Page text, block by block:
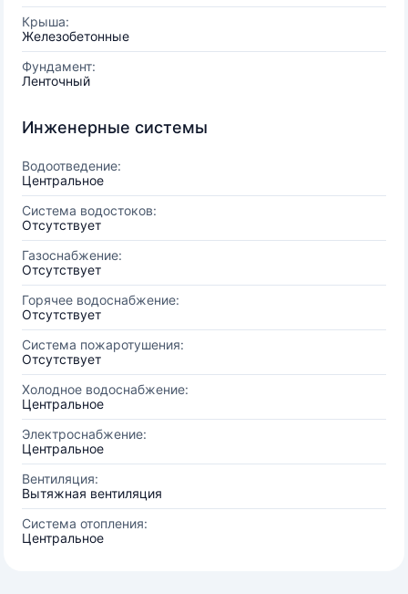
Крыша:
Железобетонные
Фундамент:
Ленточный
Инженерные системы
Водоотведение:
Центральное
Система водостоков:
Отсутствует
Газоснабжение:
Отсутствует
Горячее водоснабжение:
Отсутствует
Система пожаротушения:
Отсутствует
Холодное водоснабжение:
Центральное
Электроснабжение:
Центральное
Вентиляция:
Вытяжная вентиляция
Система отопления:
Центральное